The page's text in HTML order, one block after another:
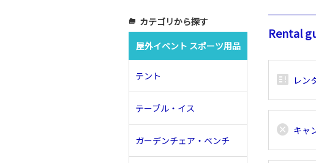
Rental
breaking_news_alt_1 レン
cancel キャ
folder_copy カテゴリから探す
屋外イベント スポーツ用品
テント
テーブル・イス
ガーデンチェア・ベンチ